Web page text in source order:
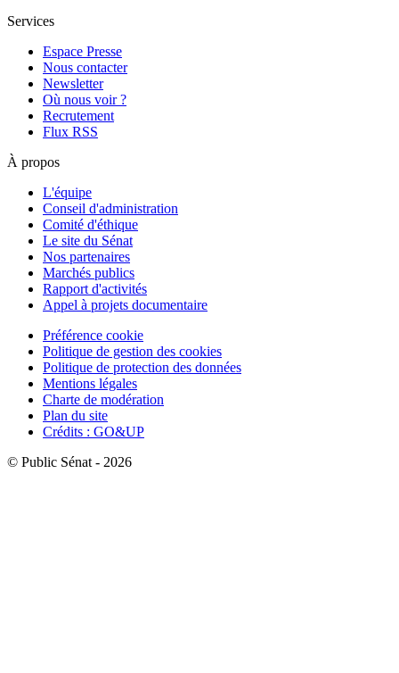
Services
Espace Presse
Nous contacter
Newsletter
Où nous voir ?
Recrutement
Flux RSS
À propos
L'équipe
Conseil d'administration
Comité d'éthique
Le site du Sénat
Nos partenaires
Marchés publics
Rapport d'activités
Appel à projets documentaire
Préférence cookie
Politique de gestion des cookies
Politique de protection des données
Mentions légales
Charte de modération
Plan du site
Crédits : GO&UP
© Public Sénat - 2026